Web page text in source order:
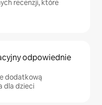
recenzji, które
odpowiednie
dodatkową
dla dzieci